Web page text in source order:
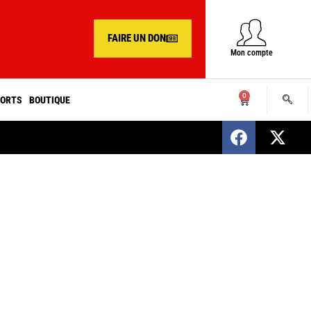
FAIRE UN DON
Mon compte
BOUTIQUE 0
SENEGAL : Nomination d’un nouveau